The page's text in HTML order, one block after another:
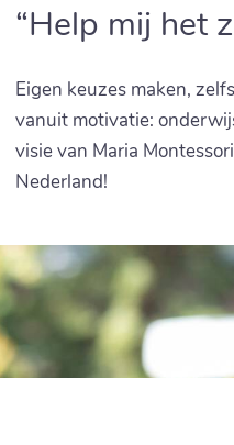
“Help mij het
Eigen keuzes maken,
vanuit motivatie:
visie van Maria
Nederland!